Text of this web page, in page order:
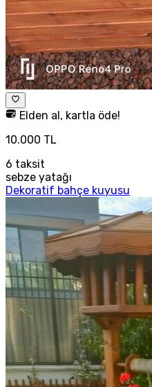
Elden al, kartla öde!
10.000 TL
6 taksit
sebze yatağı
Dekoratif bahçe kuyusu